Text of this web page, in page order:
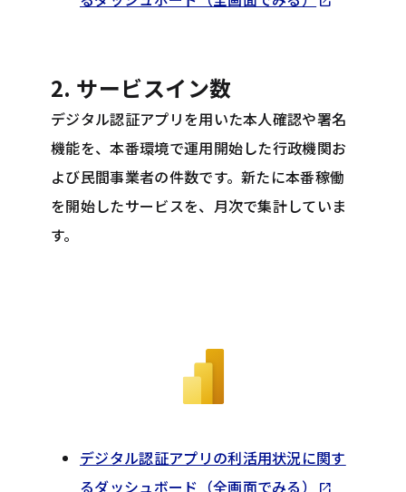
2. サービスイン数
デジタル認証アプリを用いた本人確認や署名
機能を、本番環境で運用開始した行政機関お
よび民間事業者の件数です。新たに本番稼働
を開始したサービスを、月次で集計していま
す。
デジタル認証アプリの利活用状況に関す
るダッシュボード（全画面でみる）